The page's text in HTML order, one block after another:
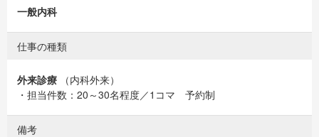
一般内科
仕事の種類
外来診療 （内科外来）
・担当件数：20～30名程度／1コマ 予約制
備考